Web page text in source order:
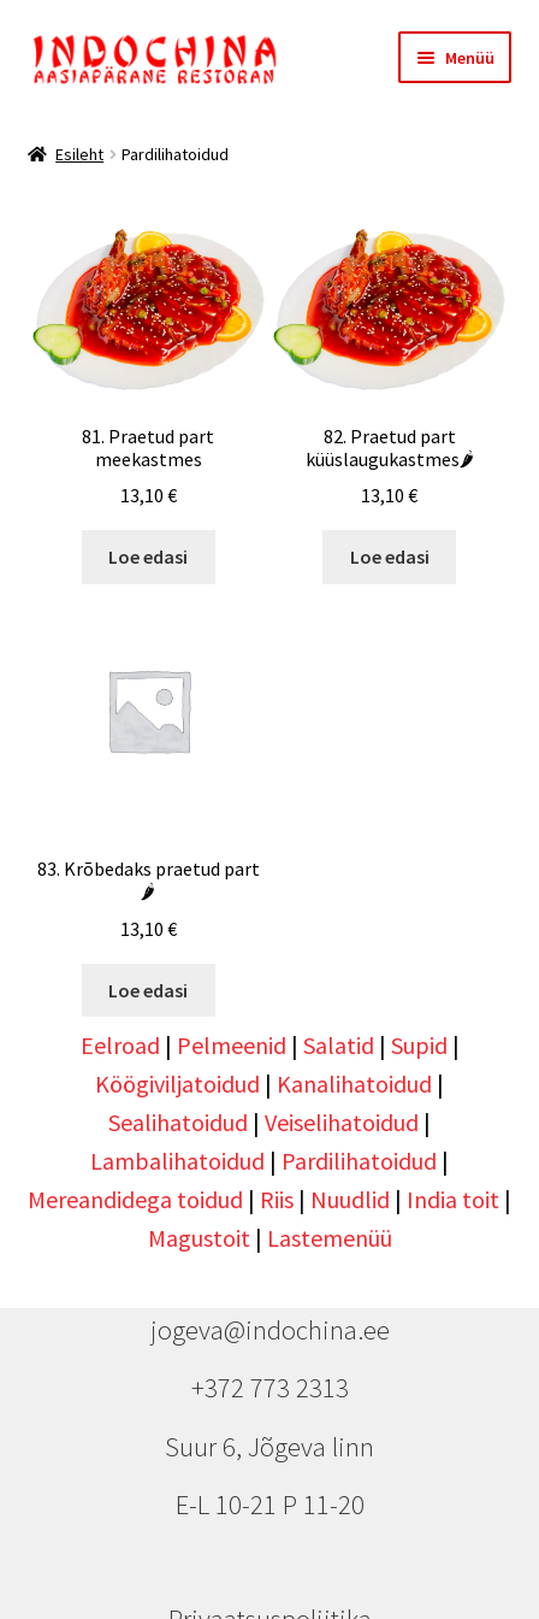
Liigu
navigeerimisele
Liigu
sisu
Menüü
Ostukorv
Kassa
Esileht Pardilihatoidud
81. Praetud part
meekastmes
13,10 €
Loe edasi
82. Praetud part
küüslaugukastmes🌶️
13,10€
Loe edasi
83. Krõbedaks praetud part
🌶️
13,10 €
Loe edasi
Eelroad | Pelmeenid | Salatid | Supid |
Köögiviljatoidud | Kanalihatoidud |
Sealihatoidud | Veiselihatoidud |
Lambalihatoidud | Pardilihatoidud |
Mereandidega toidud | Riis | Nuudlid | India toit |
Magustoit| Lastemenüü
jogeva@indochina.ee
+372 773 2313
Suur 6, Jõgeva linn
E-L 10-21 P 11-20